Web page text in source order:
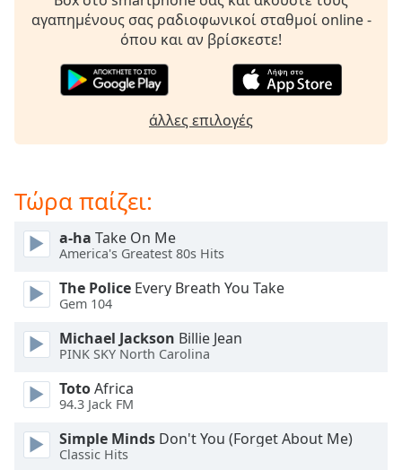
and
window.
Color
Opacity
Background
Color
Opacity
αγαπημένους σας ραδιοφωνικοί σταθμοί online -
όπου και αν βρίσκεστε!
άλλες επιλογές
Τώρα παίζει:
a-ha Take On Me
America's Greatest 80s Hits
The Police Every Breath You Take
Gem 104
Michael Jackson Billie Jean
PINK SKY North Carolina
TotoAfrica
94.3 Jack FM
Simple Minds Don't You (Forget About Me)
Classic Hits